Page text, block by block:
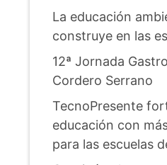
La educación
construye en las
12ª Jornada
Cordero Serrano
TecnoPresente
educación con
para las escuelas